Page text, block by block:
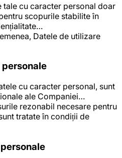
tale cu caracter personal doar
scopurile stabilite în
Datele de utilizare
cu caracter personal, sunt
ale Companiei…
rezonabil necesare pentru
tratate în condiții de